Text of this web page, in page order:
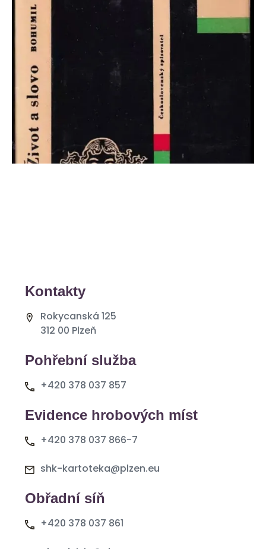
Kontakty
Rokycanská 125
312 00 Plzeň
Pohřební služba
+420 378 037 857
Evidence hrobových míst
+420 378 037 866-7
shk-kartoteka@plzen.eu
Obřadní síň
+420 378 037 861